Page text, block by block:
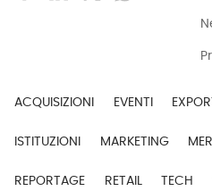
ACQUISIZIONI EVENTI
ISTITUZIONI MARKETING
REPORTAGE RETAIL TECH